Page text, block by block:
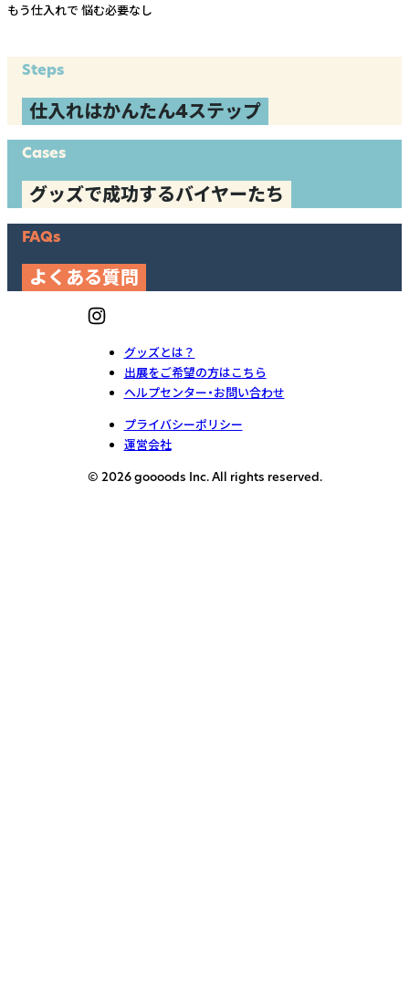
もう仕入れで 悩む必要なし
Steps
仕入れはかんたん4ステップ
Cases
グッズで成功するバイヤーたち
FAQs
よくある質問
グッズとは？
出展をご希望の方はこちら
ヘルプセンター・お問い合わせ
プライバシーポリシー
運営会社
© 2026 goooods Inc. All rights reserved.